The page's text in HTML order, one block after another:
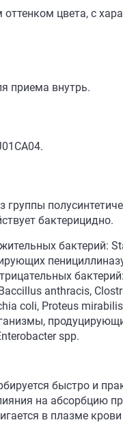
цвета, с
приема внутрь.
бактерицидно.
бактерий:
anthracis,
coli, Proteus
spp.
быстро и
на абсорбцию
в плазме крови